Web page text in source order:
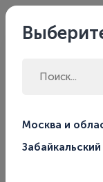
Москва и